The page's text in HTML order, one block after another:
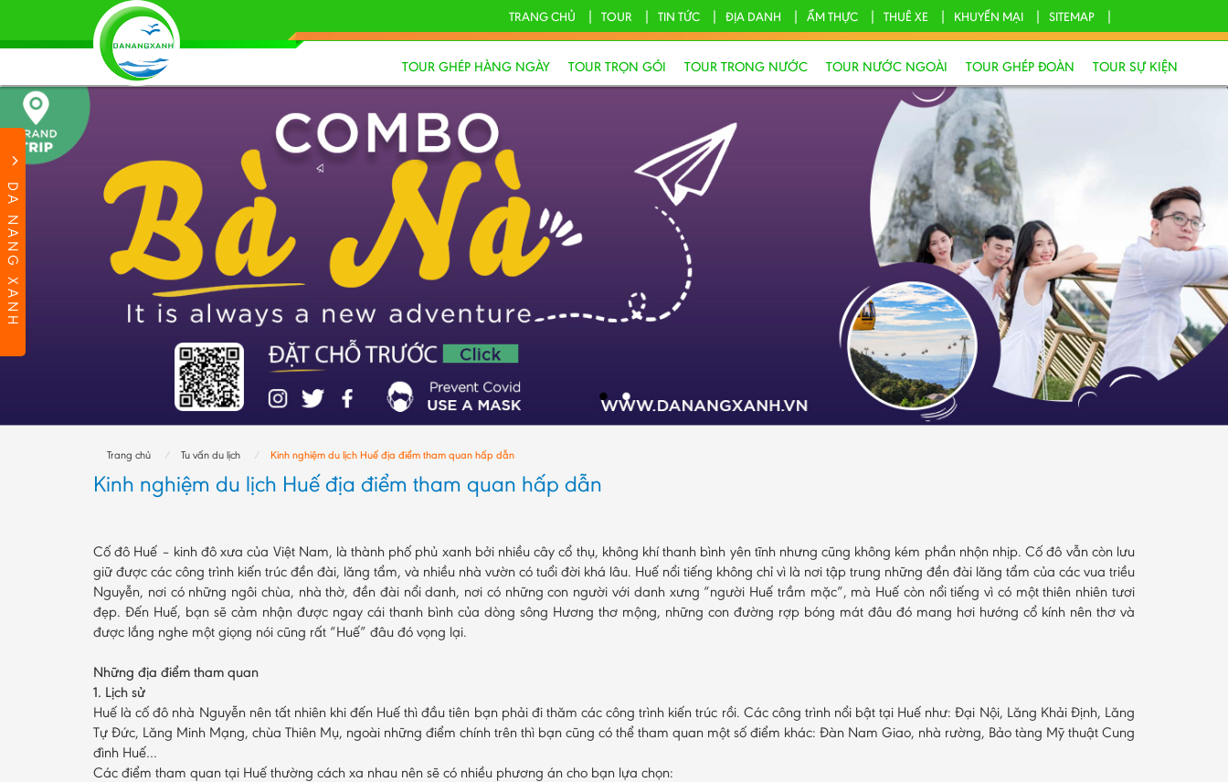
TRANG CHỦ TOUR TIN TỨC ĐỊA DANH ẨM THỰC THUÊ XE KHUYẾN MẠI SITEMAP
TOUR GHÉP HÀNG NGÀY TOUR TRỌN GÓI TOUR TRONG NƯỚC TOUR NƯỚC NGOÀI TOUR GHÉP ĐOÀN TOUR SỰ KIỆN
DA NANG XANH
Trang chủ Tu vấn du lịch Kinh nghiệm du lịch Huế địa điểm tham quan hấp dẫn
Kinh nghiệm du lịch Huế địa điểm tham quan hấp dẫn
Cố đô Huế – kinh đô xưa của Việt Nam, là thành phố phủ xanh bởi nhiều cây cổ thụ, không khí thanh bình yên tĩnh nhưng cũng không kém phần nhộn nhịp. Cố đô vẫn còn lưu
giữ được các công trình kiến trúc đền đài, lăng tẩm, và nhiều nhà vườn có tuổi đời khá lâu. Huế nổi tiếng không chỉ vì là nơi tập trung những đền đài lăng tẩm của các vua triều
Nguyễn, nơi có những ngôi chùa, nhà thờ, đền đài nổi danh, nơi có những con người với danh xưng “người Huế trầm mặc”, mà Huế còn nổi tiếng vì có một thiên nhiên tươi
đẹp. Đến Huế, bạn sẽ cảm nhận được ngay cái thanh bình của dòng sông Hương thơ mộng, những con đường rợp bóng mát đâu đó mang hơi hướng cổ kính nên thơ và
được lắng nghe một giọng nói cũng rất “Huế” đâu đó vọng lại.
Những địa điểm tham quan
1. Lịch sử
Huế là cố đô nhà Nguyễn nên tất nhiên khi đến Huế thì đầu tiên bạn phải đi thăm các công trình kiến trúc rồi. Các công trình nổi bật tại Huế như: Đại Nội, Lăng Khải Định, Lăng
Tự Đức, Lăng Minh Mạng, chùa Thiên Mụ, ngoài những điểm chính trên thì bạn cũng có thể tham quan một số điểm khác: Đàn Nam Giao, nhà rường, Bảo tàng Mỹ thuật Cung
đình Huế…
Các điểm tham quan tại Huế thường cách xa nhau nên sẽ có nhiều phương án cho bạn lựa chọn: